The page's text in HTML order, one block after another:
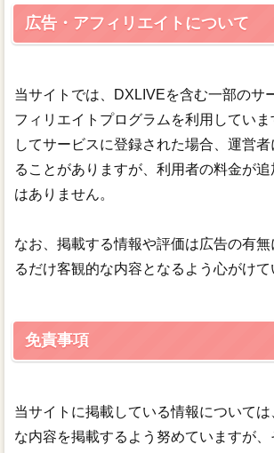
広告・アフィリエイトについて
当サイトでは、DXLIVEを含む一部のサ
フィリエイトプログラムを利用してい
してサービスに登録された場合、運営
ることがありますが、利用者の料金が
はありません。
なお、掲載する情報や評価は広告の有無
るだけ客観的な内容となるよう心がけて
免責事項
当サイトに掲載している情報について
な内容を掲載するよう努めていますが